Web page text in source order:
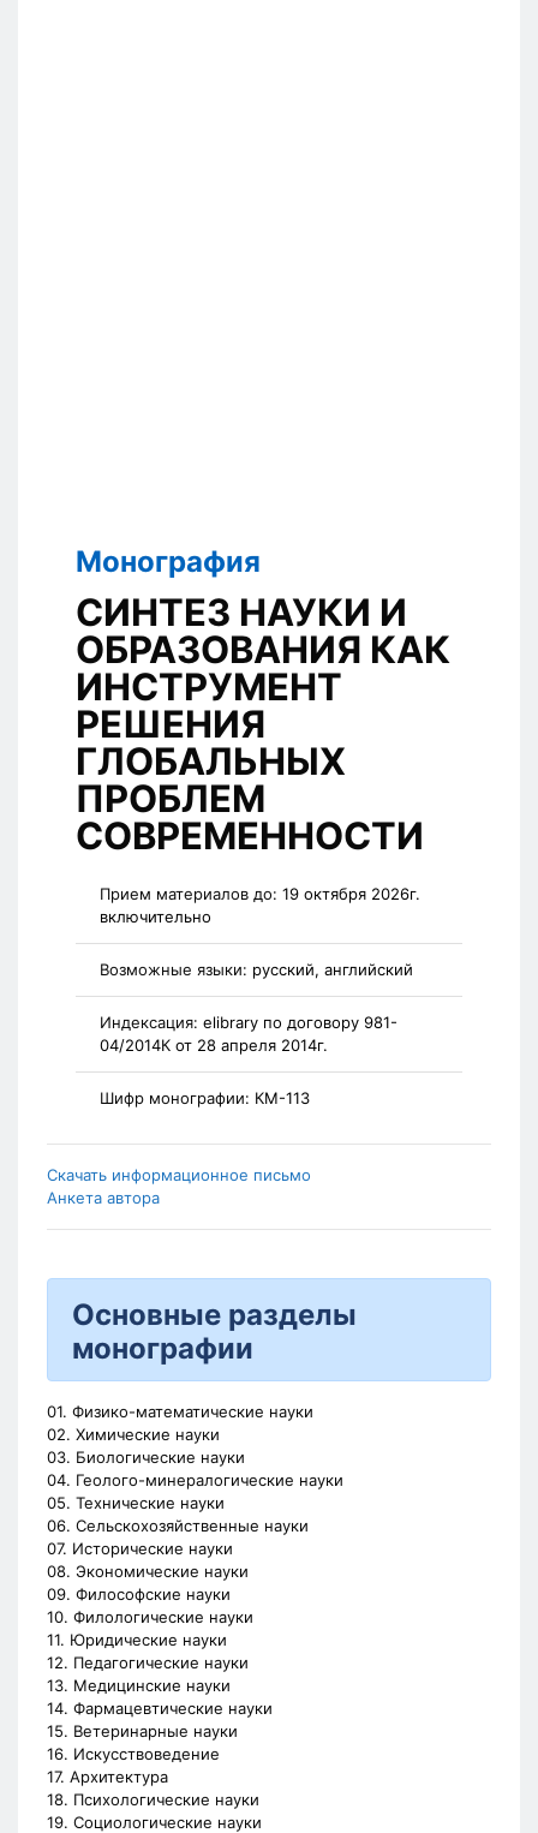
Монография
СИНТЕЗ НАУКИ И
ОБРАЗОВАНИЯ КАК
ИНСТРУМЕНТ
РЕШЕНИЯ
ГЛОБАЛЬНЫХ
ПРОБЛЕМ
СОВРЕМЕННОСТИ
Прием материалов до: 19 октября 2026г.
включительно
Возможные языки: русский, английский
Индексация: elibrary по договору 981-
04/2014К от 28 апреля 2014г.
Шифр монографии: КМ-113
Скачать информационное письмо
Анкета автора
Основные разделы
монографии
01. Физико-математические науки
02. Химические науки
03. Биологические науки
04. Геолого-минералогические науки
05. Технические науки
06. Сельскохозяйственные науки
07. Исторические науки
08. Экономические науки
09. Философские науки
10. Филологические науки
11. Юридические науки
12. Педагогические науки
13. Медицинские науки
14. Фармацевтические науки
15. Ветеринарные науки
16. Искусствоведение
17. Архитектура
18. Психологические науки
19. Социологические науки